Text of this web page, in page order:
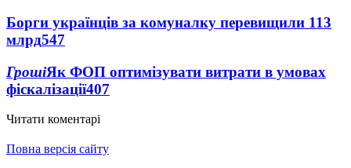
Борги українців за комуналку перевищили 113
млрд547
ГрошіЯк ФОП оптимізувати витрати в умовах
фіскалізації407
Читати коментарі
Повна версія сайту